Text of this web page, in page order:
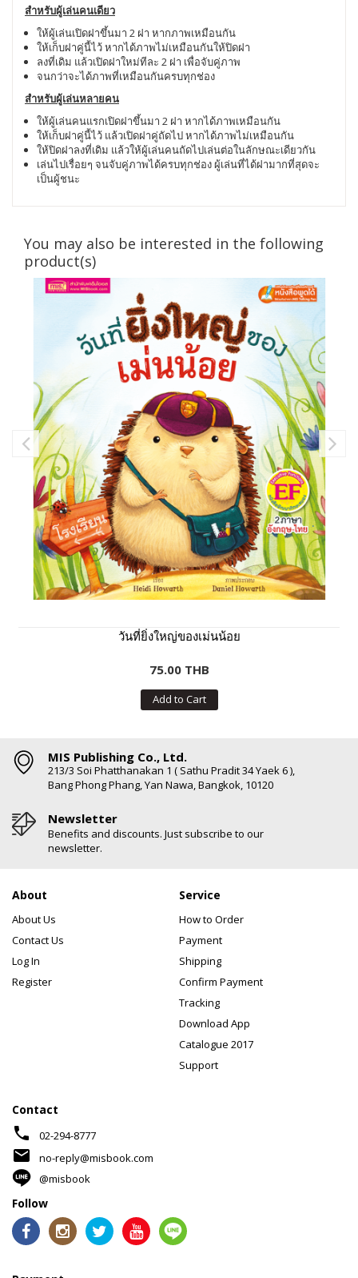
สำหรับผู้เล่นคนเดียว
ให้ผู้เล่นเปิดฝาขึ้นมา 2 ฝา หากภาพเหมือนกัน
ให้เก็บฝาคู่นี้ไว้ หากได้ภาพไม่เหมือนกันให้ปิดฝา
ลงที่เดิม แล้วเปิดฝาใหม่ทีละ 2 ฝา เพื่อจับคู่ภาพ
จนกว่าจะได้ภาพที่เหมือนกันครบทุกช่อง
สำหรับผู้เล่นหลายคน
ให้ผู้เล่นคนแรกเปิดฝาขึ้นมา 2 ฝา หากได้ภาพเหมือนกัน
ให้เก็บฝาคู่นี้ไว้ แล้วเปิดฝาคู่ถัดไป หากได้ภาพไม่เหมือนกัน
ให้ปิดฝาลงที่เดิม แล้วให้ผู้เล่นคนถัดไปเล่นต่อในลักษณะเดียวกัน
เล่นไปเรื่อยๆ จนจับคู่ภาพได้ครบทุกช่อง ผู้เล่นที่ได้ฝามากที่สุดจะ
เป็นผู้ชนะ
You may also be interested in the following
product(s)
วันที่ยิ่งใหญ่ของเม่นน้อย
75.00 THB
Add to Cart
MIS Publishing Co., Ltd.
213/3 Soi Phatthanakan 1 ( Sathu Pradit 34 Yaek 6 ),
Bang Phong Phang, Yan Nawa, Bangkok, 10120
Newsletter
Benefits and discounts. Just subscribe to our
newsletter.
About
About Us
Contact Us
Log In
Register
Service
How to Order
Payment
Shipping
Confirm Payment
Tracking
Download App
Catalogue 2017
Support
Contact
phone 02-294-8777
mail
no-reply@misbook.com
@misbook
Follow